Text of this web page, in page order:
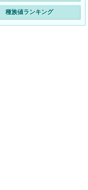
種族値ランキング